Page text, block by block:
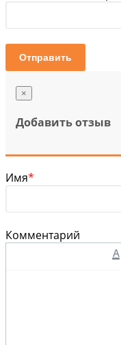
Отправить
×
Добавить отзыв
Имя*
Комментарий
A